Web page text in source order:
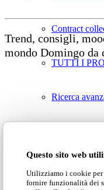
Questo sito web
Utilizziamo i cookie per
fornire funzionalità dei
Contract
TUTTI I
Ricerca
Trend, consigli,
mondo Domingo da
Domingo Salotti